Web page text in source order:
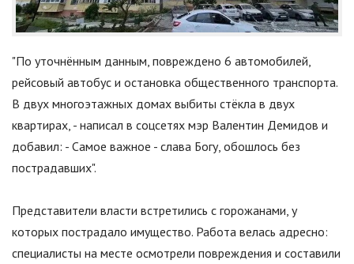
"По уточнённым данным, повреждено 6 автомобилей,
рейсовый автобус и остановка общественного транспорта.
В двух многоэтажных домах выбиты стёкла в двух
квартирах, - написал в соцсетях мэр Валентин Демидов и
добавил: - Самое важное - слава Богу, обошлось без
пострадавших".
Представители власти встретились с горожанами, у
которых пострадало имущество. Работа велась адресно:
специалисты на месте осмотрели повреждения и составили